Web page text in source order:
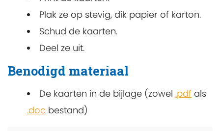
Plak ze op stevig, dik papier of karton.
Schud de kaarten.
Deel ze uit.
Benodigd materiaal
De kaarten in de bijlage (zowel .pdf als
.doc bestand)